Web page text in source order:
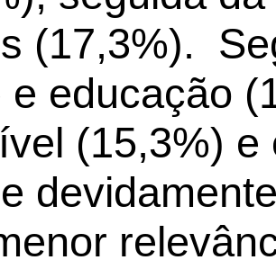
(17,3%).
e educação
(15,3%)